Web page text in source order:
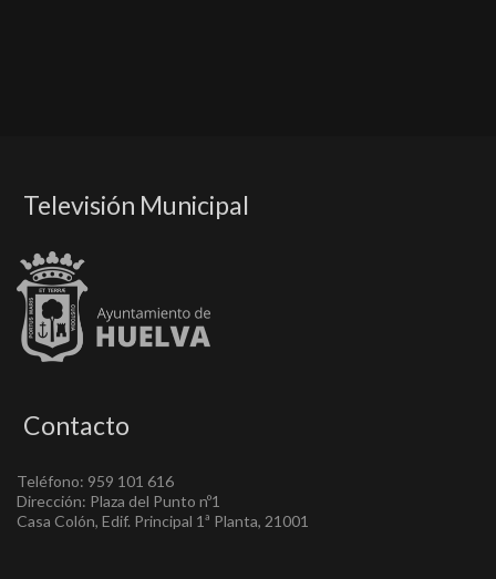
Televisión Municipal
Contacto
Teléfono: 959 101 616
Dirección: Plaza del Punto nº1
Casa Colón, Edif. Principal 1ª Planta, 21001